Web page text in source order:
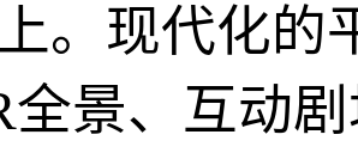
。现代化的
全景、互动